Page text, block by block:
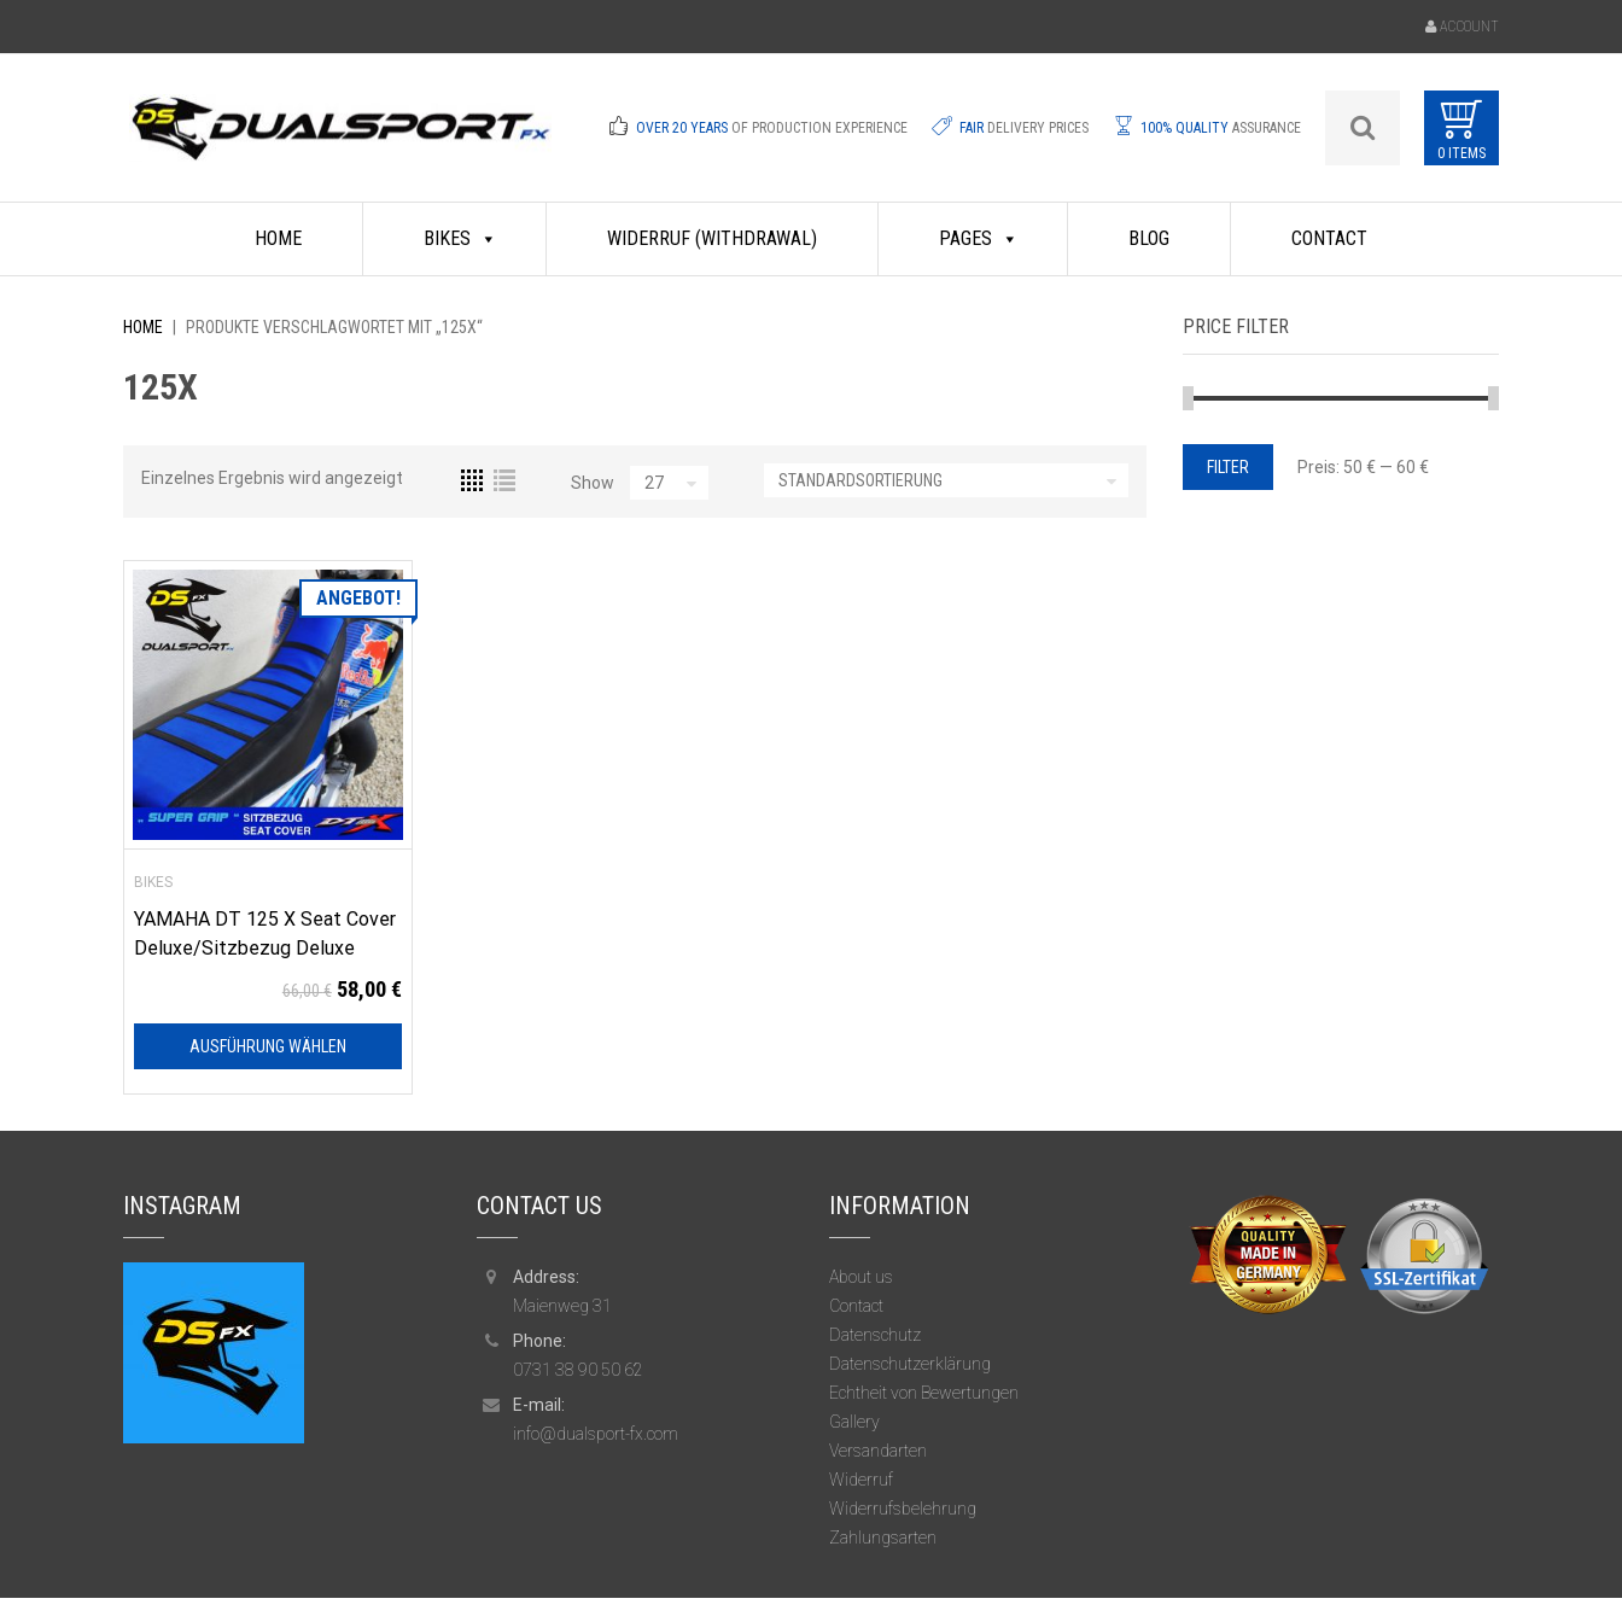
ACCOUNT
OVER 20 YEARS OF PRODUCTION EXPERIENCE FAIR DELIVERY PRICES 100% QUALITY ASSURANCE
0 ITEMS
content
HOME BIKES WIDERRUF (WITHDRAWAL) PAGES BLOG CONTACT
HOME PRODUKTE VERSCHLAGWORTET MIT „125X“
125X
Einzelnes Ergebnis wird angezeigt Show
ANGEBOT!
BIKES
YAMAHA DT 125 X Seat Cover
Deluxe/Sitzbezug Deluxe
66,00€ 58,00€
AUSFÜHRUNG WÄHLEN
PRICE FILTER
Min.
Max.FILTER Preis: 50 €— 60 €
INSTAGRAM CONTACT US
Address:
Maienweg 31
Phone:
0731 38 90 50 62
E-mail:
info@dualsport-fx.com
INFORMATION
About us
Contact
Datenschutz
Datenschutzerklärung
Echtheit von Bewertungen
Gallery
Versandarten
Widerruf
Widerrufsbelehrung
Zahlungsarten